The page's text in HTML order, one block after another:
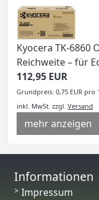
Kyocera TK-6860
Reichweite – für
112,95 EUR
Grundpreis: 0,75 EUR pro
inkl. MwSt. zzgl. Versand
mehr anzeigen
Informationen
Impressum